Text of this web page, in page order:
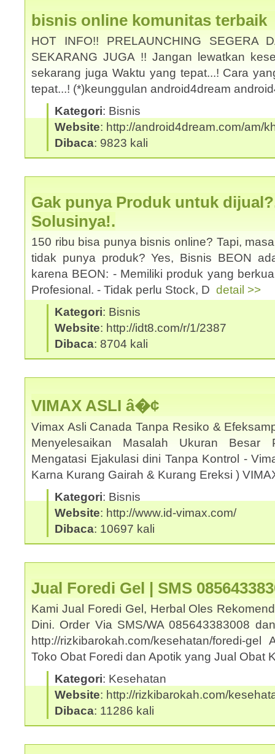
bisnis online komunitas terbaik
HOT INFO!! PRELAUNCHING SEGERA
SEKARANG JUGA !! Jangan lewatkan
sekarang juga Waktu yang tepat...! Cara
tepat...! (*)keunggulan android4dream
Kategori: Bisnis
Website: http://android4dream.com/am/
Dibaca: 9823 kali
Gak punya Produk untuk
Solusinya!.
150 ribu bisa punya bisnis online? Tapi,
tidak punya produk? Yes, Bisnis BEON
karena BEON: - Memiliki produk yang
Profesional. - Tidak perlu Stock, D detail >>
Kategori: Bisnis
Website: http://idt8.com/r/1/2387
Dibaca: 8704 kali
VIMAX ASLI â�¢
Vimax Asli Canada Tanpa Resiko &
Menyelesaikan Masalah Ukuran
Mengatasi Ejakulasi dini Tanpa Kontrol -
Karna Kurang Gairah & Kurang Ereksi )
Kategori: Bisnis
Website: http://www.id-vimax.com/
Dibaca: 10697 kali
Jual Foredi Gel | SMS
Kami Jual Foredi Gel, Herbal Oles
Dini. Order Via SMS/WA 085643383008
http://rizkibarokah.com/kesehatan/foredi-
Toko Obat Foredi dan Apotik yang Jual Obat
Kategori: Kesehatan
Website: http://rizkibarokah.com/
Dibaca: 11286 kali